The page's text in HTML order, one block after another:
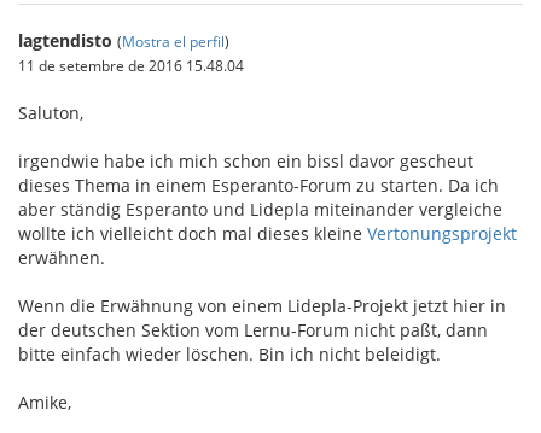
lagtendisto (Mostra el perfil)
11 de setembre de 2016 15.48.04
Saluton,
irgendwie habe ich mich schon ein bissl davor gescheut
dieses Thema in einem Esperanto-Forum zu starten. Da ich
aber ständig Esperanto und Lidepla miteinander vergleiche
wollte ich vielleicht doch mal dieses kleine Vertonungsprojekt
erwähnen.
Wenn die Erwähnung von einem Lidepla-Projekt jetzt hier in
der deutschen Sektion vom Lernu-Forum nicht paßt, dann
bitte einfach wieder löschen. Bin ich nicht beleidigt.
Amike,